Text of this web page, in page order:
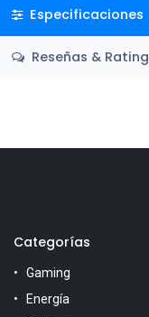
Especificaciones
Reseñas & Rating
Categorías
Gaming
Energía